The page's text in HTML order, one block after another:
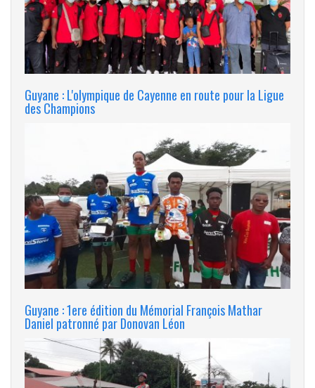
Guyane : L'olympique de Cayenne en route pour la Ligue
des Champions
Guyane : 1ere édition du Mémorial François Mathar
Daniel patronné par Donovan Léon